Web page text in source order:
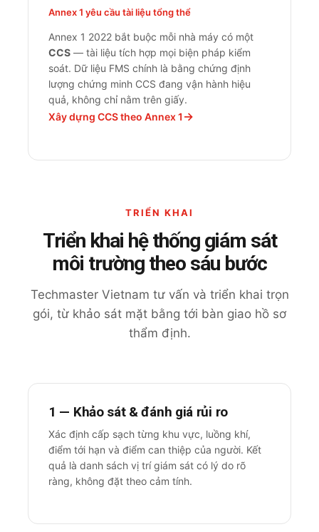
Annex 1 yêu cầu tài liệu tổng thể
Annex 1 2022 bắt buộc mỗi nhà máy có một
CCS — tài liệu tích hợp mọi biện pháp kiểm
soát. Dữ liệu FMS chính là bằng chứng định
lượng chứng minh CCS đang vận hành hiệu
quả, không chỉ nằm trên giấy.
Xây dựng CCS theo Annex 1
TRIỂN KHAI
Triển khai hệ thống giám sát
môi trường theo sáu bước
Techmaster Vietnam tư vấn và triển khai trọn
gói, từ khảo sát mặt bằng tới bàn giao hồ sơ
thẩm định.
1 — Khảo sát & đánh giá rủi ro
Xác định cấp sạch từng khu vực, luồng khí,
điểm tới hạn và điểm can thiệp của người. Kết
quả là danh sách vị trí giám sát có lý do rõ
ràng, không đặt theo cảm tính.